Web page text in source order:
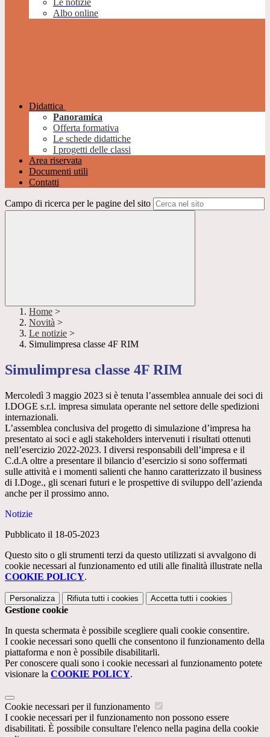
Le notizie
Albo online
Didattica
Panoramica
Offerta formativa
Le schede didattiche
I progetti delle classi
Area riservata
Documenti utili
Contatti
Campo di ricerca per le pagine del sito
Home >
Novità >
Le notizie >
Simulimpresa classe 4F RIM
Simulimpresa classe 4F RIM
Mercoledì 3 maggio 2023 si è tenuta l’assemblea annuale dei soci di
I.DOGE s.r.l. impresa simulata operante nel settore delle spedizioni
internazionali.
L’assemblea conclusiva del progetto di simulazione d’impresa ha
presentato ai soci e agli stakeholders intervenuti i risultati ottenuti
nell’esercizio 2022-2023. I diversi responsabili dell’impresa e il
C.d.A oltre a presentare il bilancio d’esercizio si sono soffermati
sulle attività e i momenti salienti che hanno caratterizzato il business
di I.Doge., gli scenari futuri e le prospettive di sviluppo dell’azienda
anche per il prossimo anno.
Notizie
Pubblicato il 18-05-2023
Questo sito o gli strumenti terzi da questo utilizzati si avvalgono di
cookie necessari al funzionamento ed utili alle finalità illustrate nella
COOKIE POLICY.
Personalizza Rifiuta tutti i cookies Accetta tutti i cookies
Gestione cookie
In questa schermata è possibile scegliere quali cookie consentire.
I cookie necessari sono quelli che consentono il funzionamento della
piattaforma e non è possibile disabilitarli.
Per conoscere quali sono i cookie necessari al funzionamento potete
visionare la COOKIE POLICY.
Cookie necessari per il funzionamento
I cookie necessari per il funzionamento non possono essere
disabilitati. È possibile consultare l'elenco nella pagina della cookie